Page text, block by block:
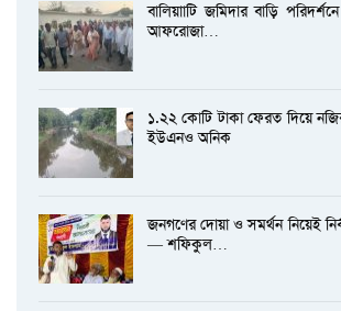
বালিয়াাটি জমিদার বাড়ি
আফরোজা…
১.২২ কোটি টাকা ফেরত দিয়ে
ইউএনও অনিক
জনগণের দোয়া ও সমর্থন নিয়েই
— শফিকুল…